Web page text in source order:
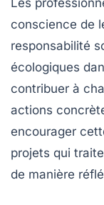
Les
conscience de
responsabilité
écologiques
contribuer à
actions
encourager
projets qui
de manière